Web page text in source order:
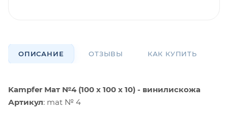
ОПИСАНИЕ ОТЗЫВЫ КАК КУПИТЬ
Kampfer Мат №4 (100 х 100 х 10) - винилискожа
Артикул: mat № 4